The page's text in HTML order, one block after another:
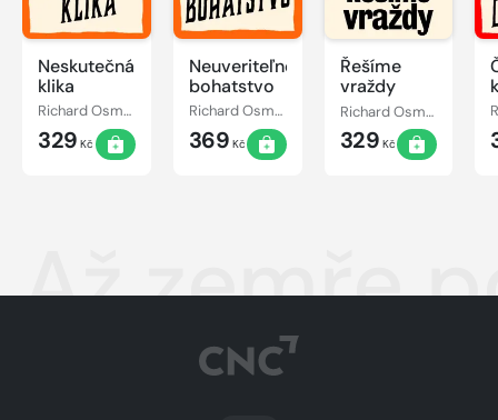
Neskutečná
klika
Richard Osman
329 Kč
Neuveriteľné
bohatstvo
Richard Osman
369 Kč
Řešíme
vraždy
Richard Osman
329 Kč
Až zemře